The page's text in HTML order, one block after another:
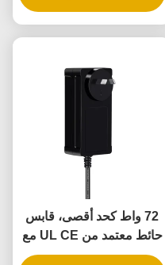
الذكي
72 واط كحد أقصى، قابس
حائط معتمد من UL CE مع
ضمان لمدة 3 سنوات